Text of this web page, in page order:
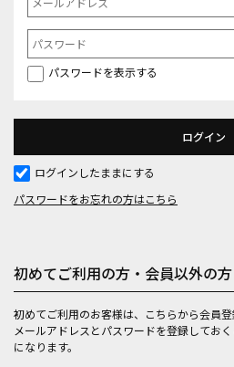
パスワードを表示する
ログインしたままにする
パスワードをお忘れの方はこちら
初めてご利用の方・会員以外の方
初めてご利用のお客様は、こちらから会員登
メールアドレスとパスワードを登録してお
になります。